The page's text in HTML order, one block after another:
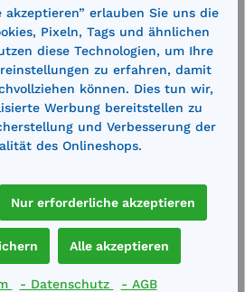
l und Streugutbehälter 400
akzeptieren” erlauben Sie uns die
Pixeln, Tags und ähnlichen
diese Technologien, um Ihre
zu erfahren, damit
können. Dies tun wir,
Werbung bereitstellen zu
und Verbesserung der
des Onlineshops.
Nur erforderliche akzeptieren
Alle akzeptieren
- Datenschutz - AGB